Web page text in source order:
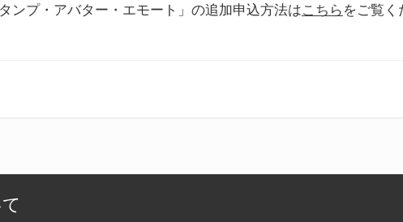
ンプ・アバター・エモート」の追加申込方法はこちら をご覧く